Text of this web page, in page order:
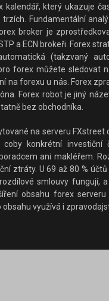
který ukazuje
Fundamentální
broker je
a ECN brokeři. Forex
(takzvaný
forex můžete sledovat
na forexu u nás. Forex
Forex robot je jiný
bez obchodníka.
na serveru
konkrétní investiční
ani makléřem.
ztráty. U 69 až 80 %
smlouvy fungují,
obsahu forex
obsahu využívá i